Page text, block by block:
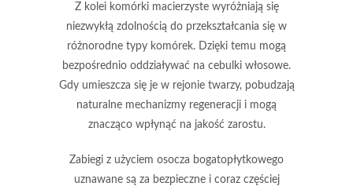
Z kolei komórki macierzystewyróżniają się
niezwykłą zdolnością do przekształcania się w
różnorodne typy komórek. Dzięki temu mogą
bezpośrednio oddziaływać na cebulki włosowe.
Gdy umieszcza się je w rejonie twarzy, pobudzają
naturalne mechanizmy regeneracji i mogą
znacząco wpłynąć na jakość zarostu.
Zabiegi z użyciem osocza bogatopłytkowego
uznawane są za bezpieczne i coraz częściej